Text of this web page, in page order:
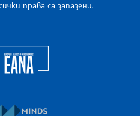
права са запазени.
of the Balkan News Agencies